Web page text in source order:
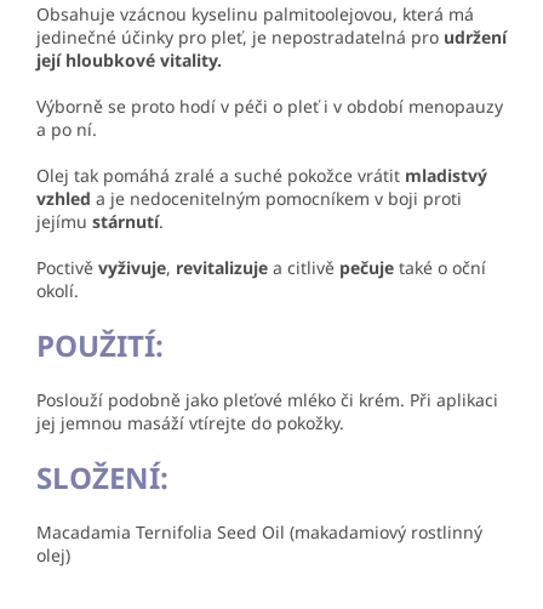
Obsahuje vzácnou kyselinu palmitoolejovou, která má
jedinečné účinky pro pleť, je nepostradatelná pro udržení
její hloubkové vitality.
Výborně se proto hodí v péči o pleť i v období menopauzy
a po ní.
Olej tak pomáhá zralé a suché pokožce vrátit mladistvý
vzhled a je nedocenitelným pomocníkem v boji proti
jejímu stárnutí.
Poctivě vyživuje, revitalizuje a citlivě pečuje také o oční
okolí.
POUŽITÍ:
Poslouží podobně jako pleťové mléko či krém. Při aplikaci
jej jemnou masáží vtírejte do pokožky.
SLOŽENÍ:
Macadamia Ternifolia Seed Oil (makadamiový rostlinný
olej)